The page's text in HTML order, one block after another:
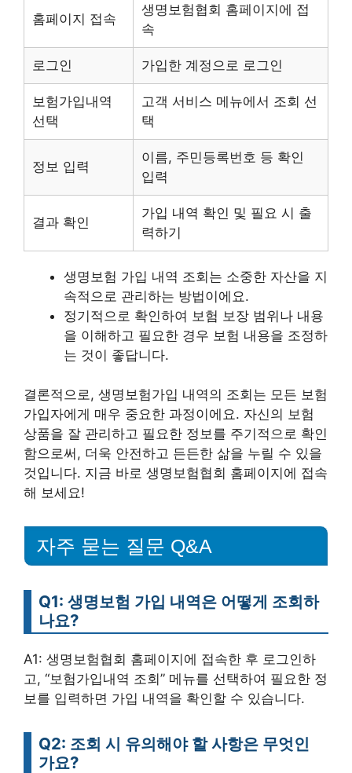
홈페이지 접속
생명보험협회 홈페이지에 접
속
로그인 가입한 계정으로 로그인
보험가입내역
선택
고객 서비스 메뉴에서 조회 선
택
정보 입력
이름, 주민등록번호 등 확인
입력
결과 확인
가입 내역 확인 및 필요 시 출
력하기
생명보험 가입 내역 조회는 소중한 자산을 지
속적으로 관리하는 방법이에요.
정기적으로 확인하여 보험 보장 범위나 내용
을 이해하고 필요한 경우 보험 내용을 조정하
는 것이 좋답니다.
결론적으로, 생명보험가입 내역의 조회는 모든 보험
가입자에게 매우 중요한 과정이에요. 자신의 보험
상품을 잘 관리하고 필요한 정보를 주기적으로 확인
함으로써, 더욱 안전하고 든든한 삶을 누릴 수 있을
것입니다. 지금 바로 생명보험협회 홈페이지에 접속
해 보세요!
자주 묻는 질문 Q&A
Q1: 생명보험 가입 내역은 어떻게 조회하
나요?
A1: 생명보험협회 홈페이지에 접속한 후 로그인하
고, “보험가입내역 조회” 메뉴를 선택하여 필요한 정
보를 입력하면 가입 내역을 확인할 수 있습니다.
Q2: 조회 시 유의해야 할 사항은 무엇인
가요?